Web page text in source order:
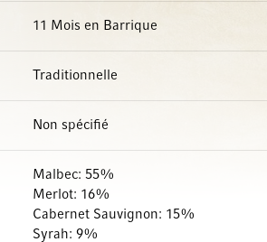
11 Mois en Barrique
Traditionnelle
Non spécifié
Malbec: 55%
Merlot: 16%
Cabernet Sauvignon: 15%
Syrah: 9%